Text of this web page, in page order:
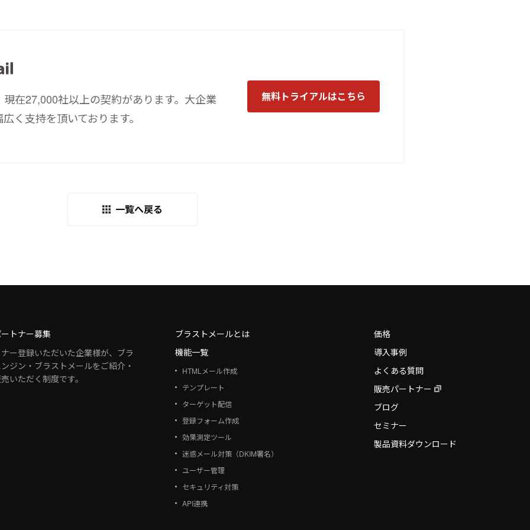
在27,000社以上の契約があります。大企業
く支持を頂いております。
無料トライアルはこちら
一覧へ戻る
トナー募集
ー登録いただいた企業様が、ブラ
ジン・ブラストメールをご紹介・
いただく制度です。
ブラストメールとは
機能一覧
HTMLメール作成
テンプレート
ターゲット配信
登録フォーム作成
効果測定ツール
迷惑メール対策（DKIM署名）
ユーザー管理
セキュリティ対策
API連携
価格
導入事例
よくある質問
販売パートナー
ブログ
セミナー
製品資料ダウンロード